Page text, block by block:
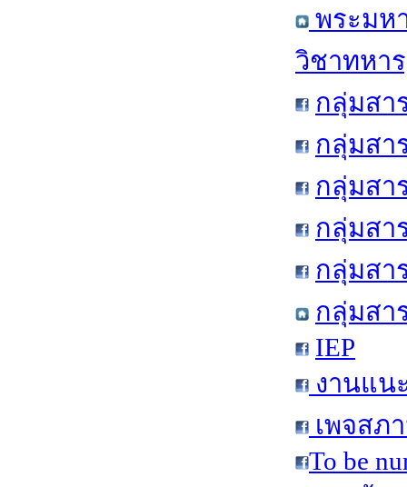
พระมห
วิชาทหา
กลุ่มสา
กลุ่มสา
กลุ่มสา
กลุ่มสา
กลุ่มสา
กลุ่มสา
IEP
งานแน
เพจสภ
To be